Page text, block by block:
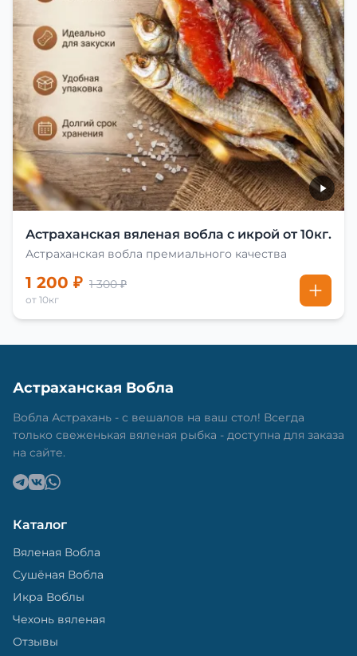
Астраханская вяленая вобла с икрой от 10кг.
Астраханская вобла премиального качества
1 200 ₽ 1 300 ₽
от 10кг
Астраханская Вобла
Вобла Астрахань - с вешалов на ваш стол! Всегда
только свеженькая вяленая рыбка - доступна для заказа
на сайте.
Каталог
Вяленая Вобла
Сушёная Вобла
Икра Воблы
Чехонь вяленая
Отзывы